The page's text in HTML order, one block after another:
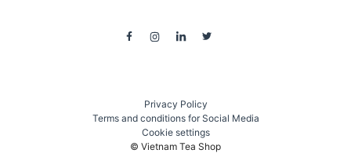
Privacy Policy
Terms and conditions for Social Media
Cookie settings
© Vietnam Tea Shop